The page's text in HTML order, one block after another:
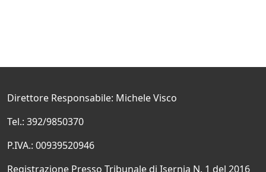
Direttore Responsabile: Michele Visco
Tel.: 392/9850370
P.IVA.: 00939520946
Registrazione Presso Tribunale di Isernia N. 1 del 2016